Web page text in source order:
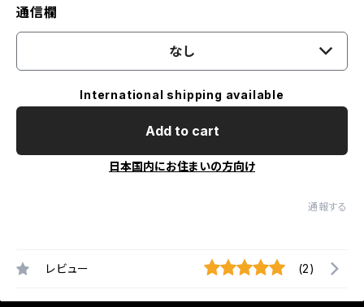
通信欄
なし
International shipping available
Add to cart
日本国内にお住まいの方向け
通報する
レビュー (2)